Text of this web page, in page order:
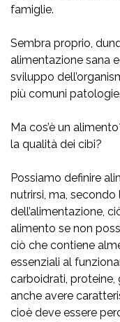
famiglie.
Sembra proprio,
alimentazione sana
sviluppo
più comuni patologie.
Ma cos’è un
la qualità dei cibi?
Possiamo definire
nutrirsi, ma,
dell’alimentazione,
alimento se non
ciò che contiene
essenziali al
carboidrati, proteine,
anche avere
cioè deve essere